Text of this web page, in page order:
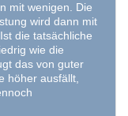
mit wenigen. Die
wird dann mit
die tatsächliche
wie die
das von guter
höher ausfällt,